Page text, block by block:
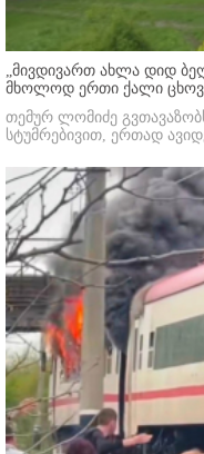
„მივდივართ ახლა დიდ
მხოლოდ ერთი ქალი
თემურ ლომიძე
სტუმრებივით, ერთად